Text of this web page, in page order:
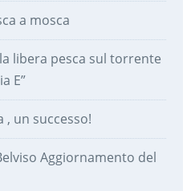
a mosca
libera pesca sul torrente
E”
, un successo!
Aggiornamento del